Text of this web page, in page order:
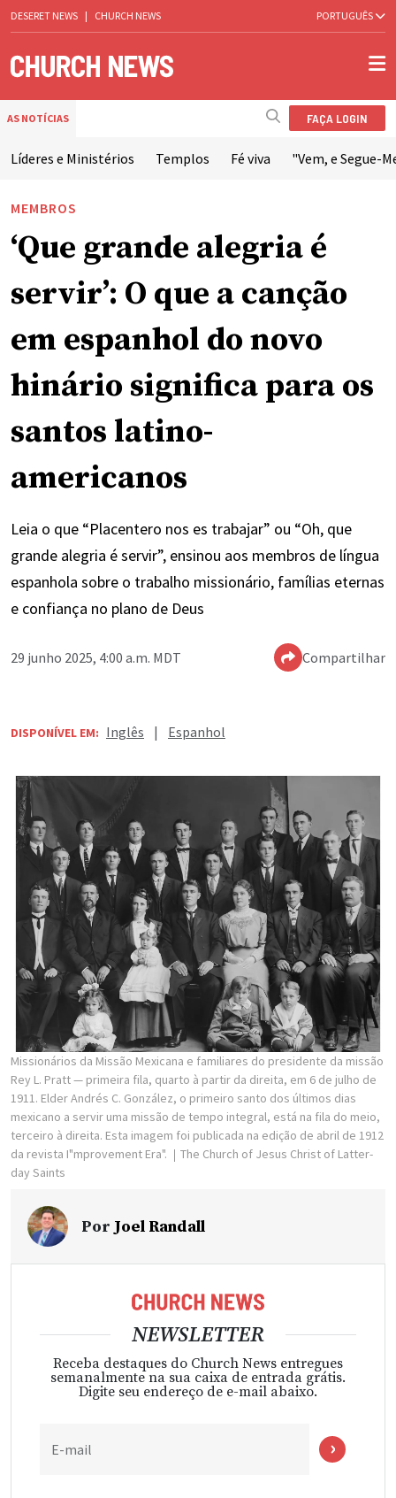
DESERET NEWS | CHURCH NEWS PORTUGUÊS
AS NOTÍCIAS FAÇA LOGIN
Líderes e Ministérios Templos Fé viva "Vem, e Segue-
MEMBROS
‘Que grande alegria é
servir’: O que a canção
em espanhol do novo
hinário significa para os
santos latino-
americanos
Leia o que “Placentero nos es trabajar” ou “Oh, que
grande alegria é servir”, ensinou aos membros de língua
espanhola sobre o trabalho missionário, famílias eternas
e confiança no plano de Deus
29 junho 2025, 4:00 a.m. MDT Compartilhar
DISPONÍVEL EM: Inglês | Espanhol
Missionários da Missão Mexicana e familiares do presidente da missão
Rey L. Pratt — primeira fila, quarto à partir da direita, em 6 de julho de
1911. Elder Andrés C. González, o primeiro santo dos últimos dias
mexicano a servir uma missão de tempo integral, está na fila do meio,
terceiro à direita. Esta imagem foi publicada na edição de abril de 1912
da revista I"mprovement Era".
The Church of Jesus Christ of Latter-
day Saints
Por Joel Randall
NEWSLETTER
Receba destaques do Church News entregues
semanalmente na sua caixa de entrada grátis.
Digite seu endereço de e-mail abaixo.
E-mail